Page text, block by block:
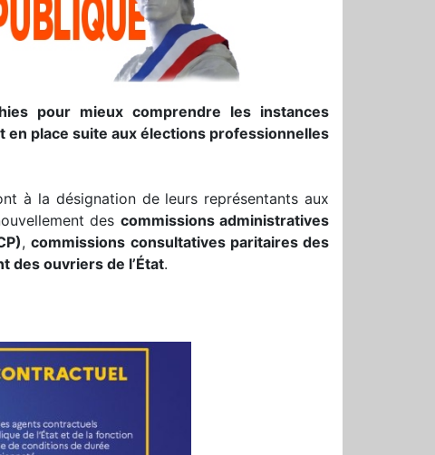
pour mieux comprendre les instances
en place suite aux élections professionnelles
à la désignation de leurs représentants aux
des commissions administratives
,commissions consultatives paritaires des
des ouvriers de l’État.